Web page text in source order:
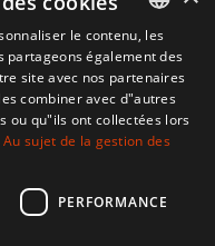
S'abonner
BASQUE
FRENCH
le contenu, les
partageons également des
site avec nos partenaires
combiner avec d"autres
ou qu"ils ont collectées lors
Au sujet de la gestion des
PERFORMANCE